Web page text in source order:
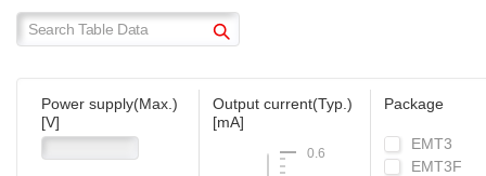
Power supply(Max.)
[V]
Output current(Typ.)
[mA]
0.6
Package
EMT3
EMT3F